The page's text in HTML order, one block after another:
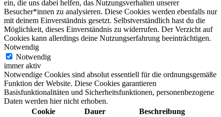
ein, die uns dabei helfen, das Nutzungsverhalten unserer
Besucher*innen zu analysieren. Diese Cookies werden ebenfalls nur
mit deinem Einverständnis gesetzt. Selbstverständlich hast du die
Möglichkeit, dieses Einverständnis zu widerrufen. Der Verzicht auf
Cookies kann allerdings deine Nutzungserfahrung beeinträchtigen.
Notwendig
Notwendig
immer aktiv
Notwendige Cookies sind absolut essentiell für die ordnungsgemäße
Funktion der Website. Diese Cookies garantieren
Basisfunktionalitäten und Sicherheitsfunktionen, personenbezogene
Daten werden hier nicht erhoben.
Cookie
Dauer Beschreibung